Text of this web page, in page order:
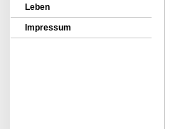
Leben
Impressum